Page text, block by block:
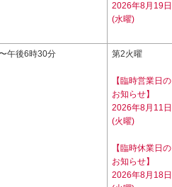
2026年8月19日
(水曜)
午後6時30分 第2火曜
【臨時営業日の
お知らせ】
2026年8月11日
(火曜)
【臨時休業日の
お知らせ】
2026年8月18日